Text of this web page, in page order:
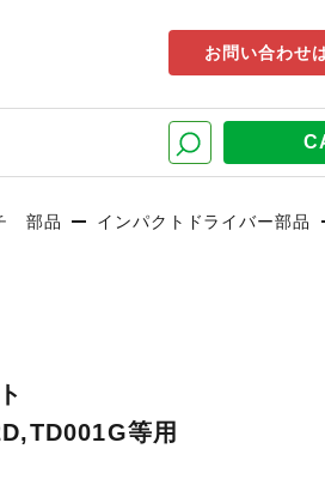
お問い合わせ
部品
インパクトドライバー部品
ト
等用